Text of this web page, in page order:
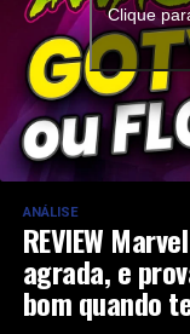
Clique
ANÁLISE
REVIEW
agrada, e
bom quando